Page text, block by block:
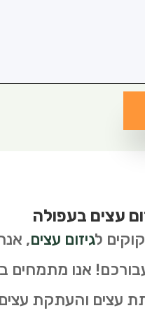
עצים בעפולה
לגיזום עצים,
אנו מתמחים
עצים והעתקת